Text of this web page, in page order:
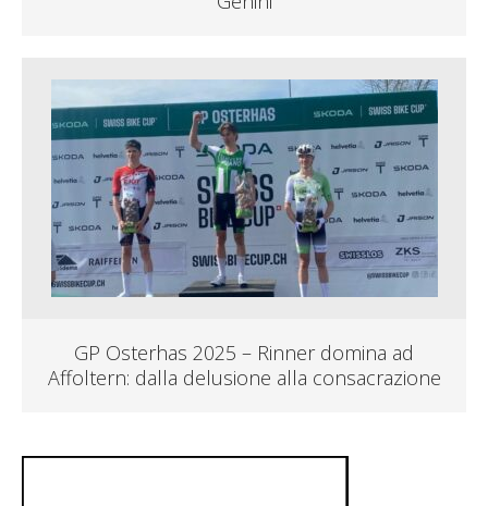
GP Osterhas 2025 – Rinner domina ad
Affoltern: dalla delusione alla consacrazione